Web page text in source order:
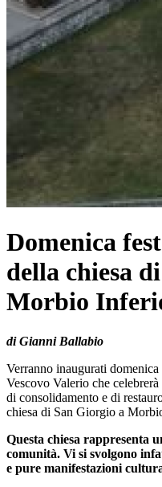
Domenica
della chiesa
Morbio
di Gianni Ballabio
Verranno inaugurati
Vescovo Valerio che
di consolidamento e di
chiesa di San Giorgio a
Questa chiesa rappresenta
comunità. Vi si svolgono
e pure manifestazioni